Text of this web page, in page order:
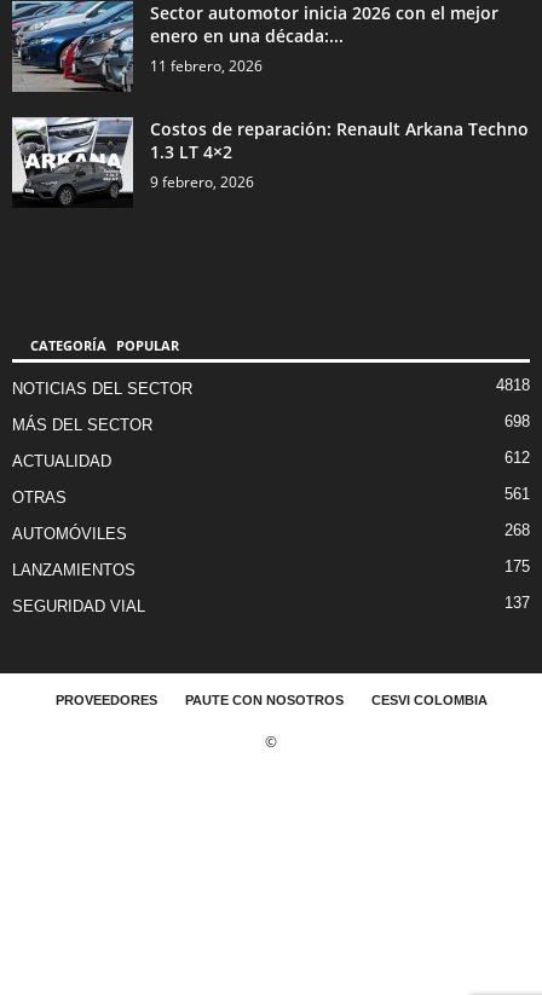
Sector automotor inicia 2026 con el mejor
enero en una década:...
11 febrero, 2026
Costos de reparación: Renault Arkana Techno
1.3 LT 4×2
9 febrero, 2026
CATEGORÍA POPULAR
NOTICIAS DEL SECTOR 4818
MÁS DEL SECTOR 698
ACTUALIDAD 612
OTRAS 561
AUTOMÓVILES 268
LANZAMIENTOS 175
SEGURIDAD VIAL 137
PROVEEDORES PAUTE CON NOSOTROS CESVI COLOMBIA
©